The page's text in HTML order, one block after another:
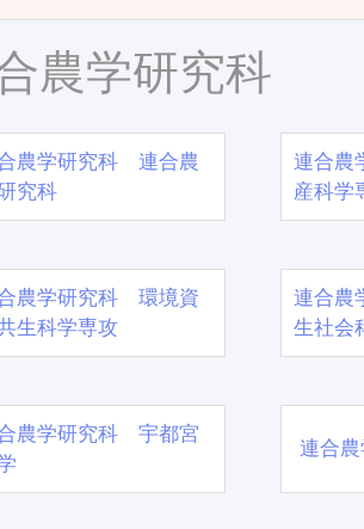
農学研究科
農学研究科 連合農
究科
連合農
産科学
農学研究科 環境資
生科学専攻
連合農
生社会
農学研究科 宇都宮
連合